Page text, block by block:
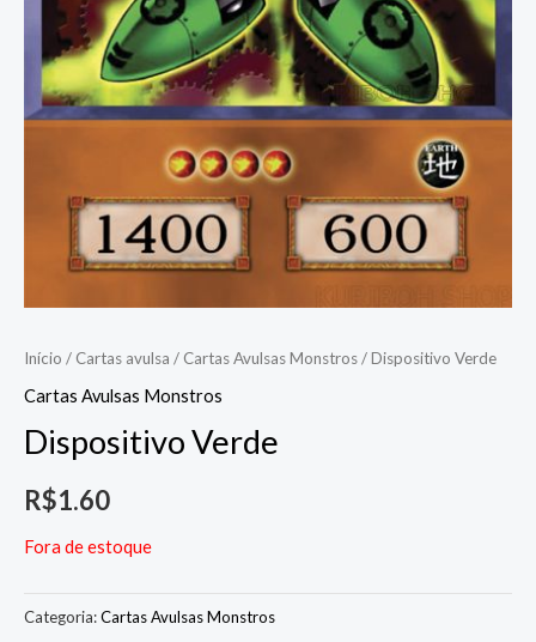
Início / Cartas avulsa / Cartas Avulsas Monstros/ Dispositivo Verde
Cartas Avulsas Monstros
Dispositivo Verde
R$1.60
Fora de estoque
Categoria:Cartas Avulsas Monstros